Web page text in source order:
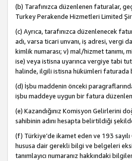
(b) Tarafınızca düzenlenen faturalar,
Turkey Perakende Hizmetleri Limited
(c) Ayrıca, tarafınızca düzenlenecek
adı, varsa ticari unvanı, iş adresi, vergi
kimlik numarası; v) mal/hizmet tanımı,
ise) veya istisna uyarınca vergiye tabi
halinde, ilgili istisna hükümleri faturada
(d) İşbu maddenin önceki
işbu maddeye uygun bir fatura
(e) Kazandığınız Komisyon Gelirlerini
sahibinin adını hesapta belirtildiği
(f) Türkiye’de ikamet eden ve 193
hususa dair gerekli bilgi ve belgeleri
tanımlayıcı numaranız hakkındaki